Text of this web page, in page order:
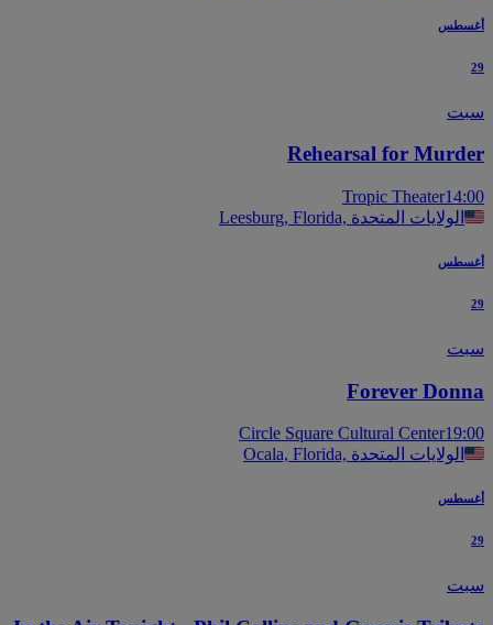
Rehearsal for
Tropic Theater
Leesburg, Florida, الولايات المتحدة
Forever
Circle Square Cultural Center
Ocala, Florida, الولايات المتحدة